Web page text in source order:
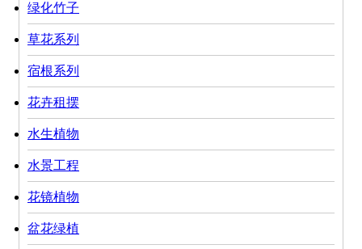
绿化竹子
草花系列
宿根系列
花卉租摆
水生植物
水景工程
花镜植物
盆花绿植